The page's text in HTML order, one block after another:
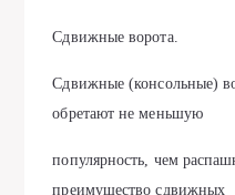
Сдвижные ворота.
Сдвижные (консольные)
обретают не меньшую
популярность, чем
преимущество сдвижных